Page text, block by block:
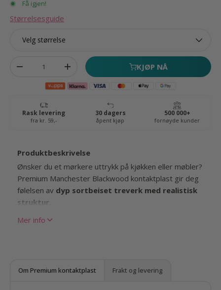
Få igjen!
Størrelsesguide
Velg størrelse
Fjern antall
Øk antall KJØP NÅ
Produktbeskrivelse
Ønsker du et mørkere uttrykk på kjøkken eller møbler?
Premium Manchester Blackwood kontaktplast gir deg
følelsen av dyp sortbeiset treverk med realistisk
struktur.
Trestrukturen er tydelig og naturtro, med fine linjer
spesialverktøy. Ingen store inngrep.
Mer info
Om Premium kontaktplast Frakt og levering